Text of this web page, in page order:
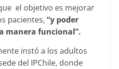
el objetivo es mejorar
pacientes, “y poder
manera funcional”.
instó a los adultos
del IPChile, donde